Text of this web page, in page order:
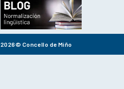
2026© Concello de Miño